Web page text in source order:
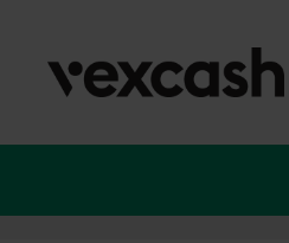
springen